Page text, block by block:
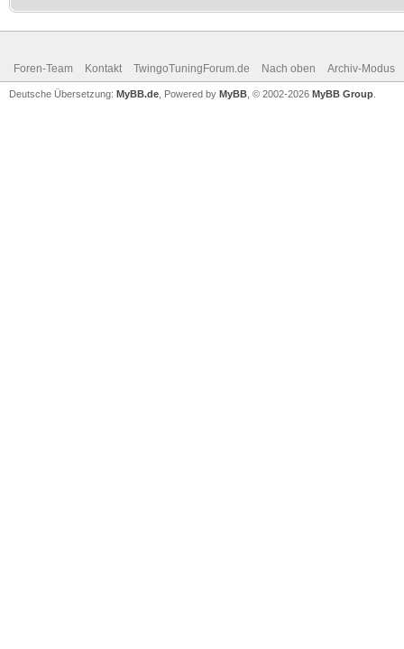
Foren-Team Kontakt TwingoTuningForum.de Nach oben Archiv-Modus
Deutsche Übersetzung: MyBB.de , Powered by MyBB , © 2002-2026 MyBB Group